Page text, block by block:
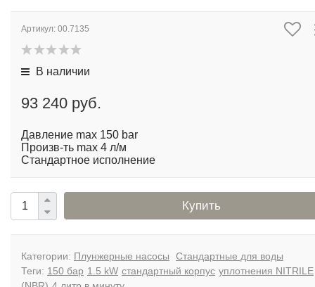
Артикул: 00.7135
В наличии
93 240 руб.
Давление max 150 bar
Произв-ть max 4 л/м
Стандартное исполнение
Купить
Категории: Плунжерные насосы
Стандартные для воды
Теги: 150 бар 1.5 kW стандартный корпус уплотнения NITRILE